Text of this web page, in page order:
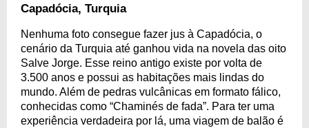
Capadócia, Turquia
Nenhuma foto consegue fazer jus à Capadócia, o
cenário da Turquia até ganhou vida na novela das oito
Salve Jorge. Esse reino antigo existe por volta de
3.500 anos e possui as habitações mais lindas do
mundo. Além de pedras vulcânicas em formato fálico,
conhecidas como “Chaminés de fada”. Para ter uma
experiência verdadeira por lá, uma viagem de balão é